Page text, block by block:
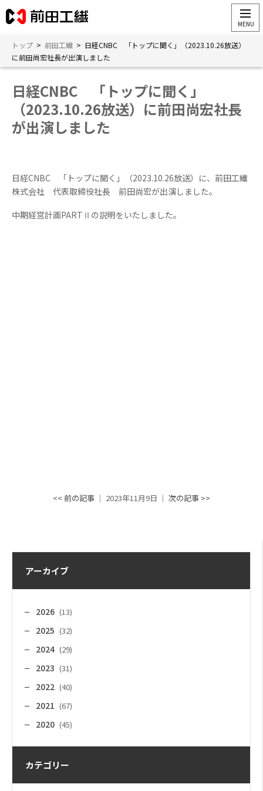
トップ > 前田工繊 > 日経CNBC 「トップに聞く」（2023.10.26放送）
に前田尚宏社長が出演しました
アーカイブ
2026 (13)
2025 (32)
2024 (29)
2023 (31)
2022 (40)
2021 (67)
2020 (45)
カテゴリー
日経CNBC 「トップに聞く」
（2023.10.26放送）に前田尚宏社長
が出演しました
日経CNBC 「トップに聞く」（2023.10.26放送）に、前田工繊
株式会社 代表取締役社長 前田尚宏が出演しました。
中期経営計画PARTⅡの説明をいたしました。
<< 前の記事 │ 2023年11月9日 │ 次の記事 >>